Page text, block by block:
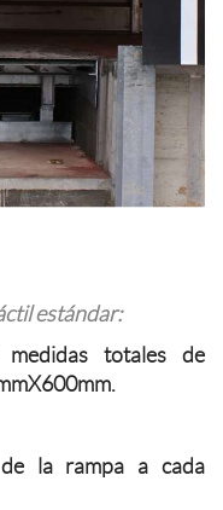
estándar:
totales de
la rampa a cada